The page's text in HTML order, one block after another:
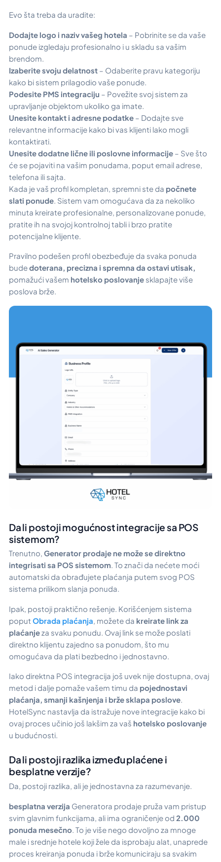
Evo šta treba da uradite:
Dodajte logo i naziv vašeg hotela – Pobrinite se da vaše
ponude izgledaju profesionalno i u skladu sa vašim
brendom.
Izaberite svoju delatnost – Odaberite pravu kategoriju
kako bi sistem prilagodio vaše ponude.
Podesite PMS integraciju – Povežite svoj sistem za
upravljanje objektom ukoliko ga imate.
Unesite kontakt i adresne podatke – Dodajte sve
relevantne informacije kako bi vas klijenti lako mogli
kontaktirati.
Unesite dodatne lične ili poslovne informacije – Sve što
će se pojaviti na vašim ponudama, poput email adrese,
telefona ili sajta.
Kada je vaš profil kompletan, spremni ste da počnete
slati ponude . Sistem vam omogućava da za nekoliko
minuta kreirate profesionalne, personalizovane ponude,
pratite ih na svojoj kontrolnoj tabli i brzo pratite
potencijalne klijente.
Pravilno podešen profil obezbeđuje da svaka ponuda
budedoterana, precizna i spremna da ostavi utisak,
pomažući vašem hotelsko poslovanje sklapajte više
poslova brže.
Da li postoji mogućnost integracije sa POS
sistemom?
Trenutno, Generator prodaje ne može se direktno
integrisati sa POS sistemom. To znači da nećete moći
automatski da obrađujete plaćanja putem svog POS
sistema prilikom slanja ponuda.
Ipak, postoji praktično rešenje. Korišćenjem sistema
poput Obrada plaćanja , možete da kreirate link za
plaćanjeza svaku ponudu. Ovaj link se može poslati
direktno klijentu zajedno sa ponudom, što mu
omogućava da plati bezbedno i jednostavno.
Iako direktna POS integracija još uvek nije dostupna, ovaj
metod i dalje pomaže vašem timu da pojednostavi
plaćanja, smanji kašnjenja i brže sklapa poslove.
HotelSync nastavlja da istražuje nove integracije kako bi
ovaj proces učinio još lakšim za vaš hotelsko poslovanje
u budućnosti.
Da li postoji razlika između plaćene i
besplatne verzije?
Da, postoji razlika, ali je jednostavna za razumevanje.
besplatna verzija Generatora prodaje pruža vam pristup
svim glavnim funkcijama, ali ima ograničenje od 2.000
ponuda mesečno . To je više nego dovoljno za mnoge
male i srednje hotele koji žele da isprobaju alat, unaprede
proces kreiranja ponuda i brže komuniciraju sa svakim